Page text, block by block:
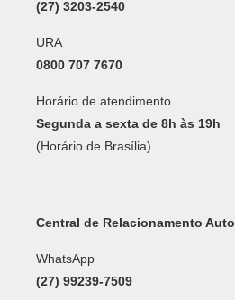
(27) 3203-2540
URA
0800 707 7670
Horário de atendimento
Segunda a sexta de 8h às 19h
(Horário de Brasília)
Central de Relacionamento
WhatsApp
(27) 99239-7509